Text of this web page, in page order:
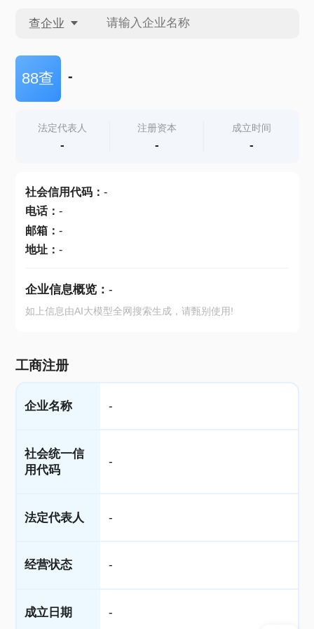
查企业
查企业
查产地
88查 -
法定代表人
-
注册资本
-
成立时间
-
社会信用代码： -
电话： -
邮箱： -
地址： -
企业信息概览： -
如上信息由AI大模型全网搜索生成，请甄别使用!
工商注册
企业名称 -
社会统一信
用代码
-
法定代表人 -
经营状态 -
成立日期 -